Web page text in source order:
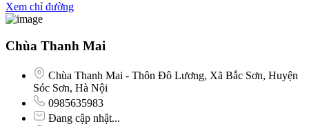
Xem chỉ đường
Chùa Thanh Mai
Chùa Thanh Mai - Thôn Đô Lương, Xã Bắc Sơn, Huyện
Sóc Sơn, Hà Nội
0985635983
Đang cập nhật...